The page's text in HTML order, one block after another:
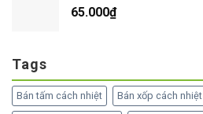
65.000₫
Tags
Bán tấm cách nhiệt Bán xốp cách